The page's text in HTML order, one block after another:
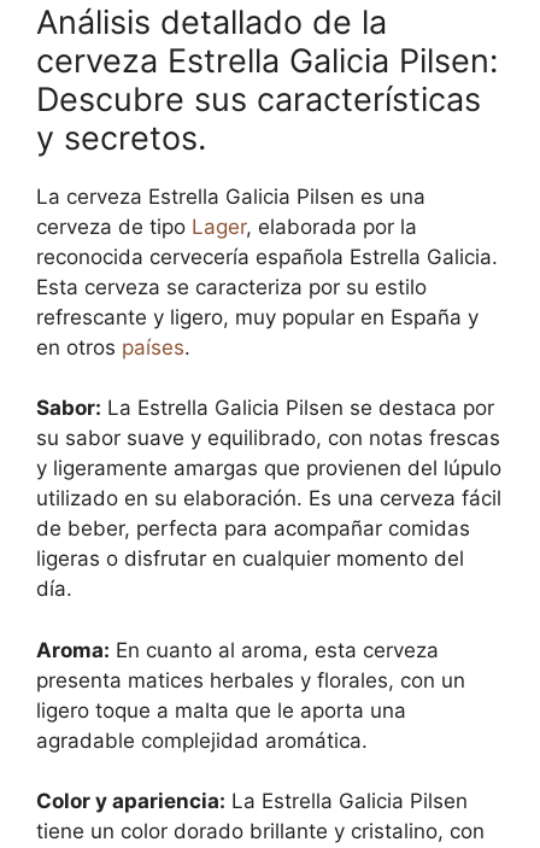
Análisis detallado de la
cerveza Estrella Galicia Pilsen:
Descubre sus características
y secretos.
La cerveza Estrella Galicia Pilsen es una
cerveza de tipo Lager, elaborada por la
reconocida cervecería española Estrella Galicia.
Esta cerveza se caracteriza por su estilo
refrescante y ligero, muy popular en España y
en otros países.
Sabor: La Estrella Galicia Pilsen se destaca por
su sabor suave y equilibrado, con notas frescas
y ligeramente amargas que provienen del lúpulo
utilizado en su elaboración. Es una cerveza fácil
de beber, perfecta para acompañar comidas
ligeras o disfrutar en cualquier momento del
día.
Aroma: En cuanto al aroma, esta cerveza
presenta matices herbales y florales, con un
ligero toque a malta que le aporta una
agradable complejidad aromática.
Color y apariencia: La Estrella Galicia Pilsen
tiene un color dorado brillante y cristalino, con